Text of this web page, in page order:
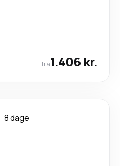
fra1.406 kr.
8 dage